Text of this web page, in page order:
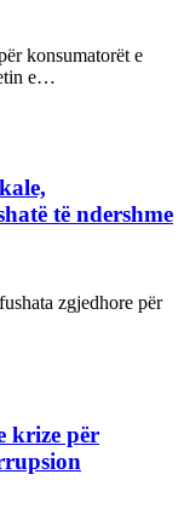
konsumatorët e
e…
të ndershme
zgjedhore për
krize për